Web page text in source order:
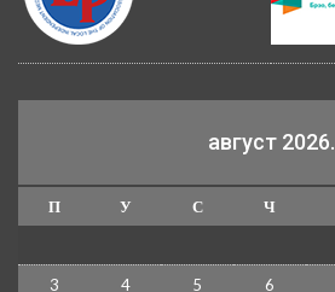
август 2026.
П У С Ч
3 4 5 6